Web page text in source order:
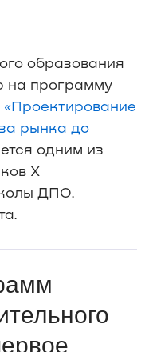
образования
на программу
«Проектирование
рынка до
одним из
X
ДПО.